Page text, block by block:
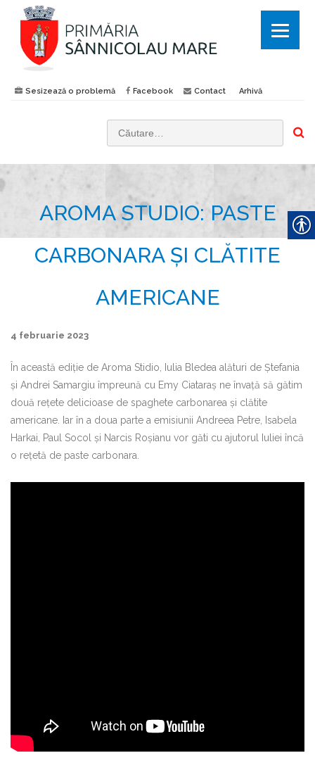
Sesizează o problemă Facebook Contact Arhivă
AROMA STUDIO: PASTE
CARBONARA ȘI CLĂTITE
AMERICANE
4 februarie 2023
În această ediție de Aroma Stidio, Iulia Bledea alături de Ștefania
și Andrei Samargiu împreună cu Emy Ciataraș ne învață să gătim
două rețete delicioase de spaghete carbonarea și clătite
americane. Iar în a doua parte a emisiunii Andreea Petre, Isabela
Harkai, Paul Socol și Narcis Roșianu vor găti cu ajutorul Iuliei încă
o rețetă de paste carbonara.